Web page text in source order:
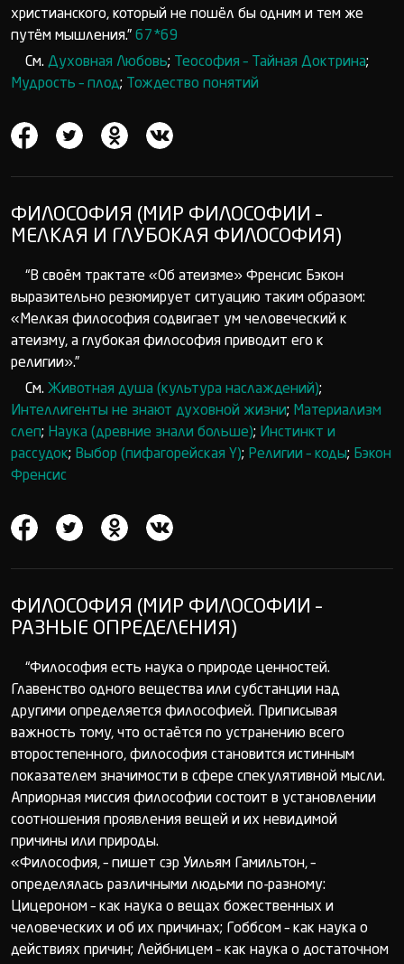
христианского, который не пошёл бы одним и тем же
путём мышления.” 67*69
См. Духовная Любовь; Теософия – Тайная Доктрина;
Мудрость – плод; Тождество понятий
ФИЛОСОФИЯ (МИР ФИЛОСОФИИ –
МЕЛКАЯ И ГЛУБОКАЯ ФИЛОСОФИЯ)
“В своём трактате «Об атеизме» Френсис Бэкон
выразительно резюмирует ситуацию таким образом:
«Мелкая философия содвигает ум человеческий к
атеизму, а глубокая философия приводит его к
религии».”
См. Животная душа (культура наслаждений);
Интеллигенты не знают духовной жизни; Материализм
слеп; Наука (древние знали больше); Инстинкт и
рассудок; Выбор (пифагорейская Y); Религии – коды; Бэкон
Френсис
ФИЛОСОФИЯ (МИР ФИЛОСОФИИ –
РАЗНЫЕ ОПРЕДЕЛЕНИЯ)
“Философия есть наука о природе ценностей.
Главенство одного вещества или субстанции над
другими определяется философией. Приписывая
важность тому, что остаётся по устранению всего
второстепенного, философия становится истинным
показателем значимости в сфере спекулятивной мысли.
Априорная миссия философии состоит в установлении
соотношения проявления вещей и их невидимой
причины или природы.
«Философия, – пишет сэр Уильям Гамильтон, –
определялась различными людьми по-разному:
Цицероном – как наука о вещах божественных и
человеческих и об их причинах; Гоббсом – как наука о
действиях причин; Лейбницем – как наука о достаточном